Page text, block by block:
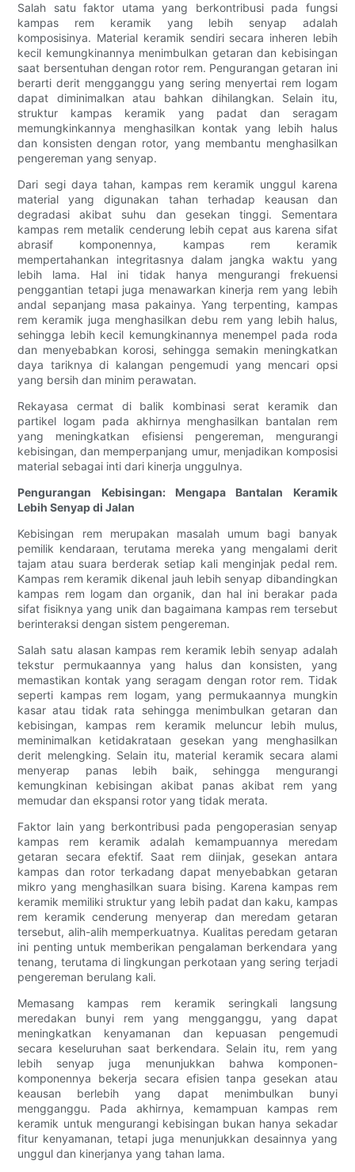
Salah satu faktor utama yang berkontribusi pada fungsi
kampas rem keramik yang lebih senyap adalah
komposisinya. Material keramik sendiri secara inheren lebih
kecil kemungkinannya menimbulkan getaran dan kebisingan
saat bersentuhan dengan rotor rem. Pengurangan getaran ini
berarti derit mengganggu yang sering menyertai rem logam
dapat diminimalkan atau bahkan dihilangkan. Selain itu,
struktur kampas keramik yang padat dan seragam
memungkinkannya menghasilkan kontak yang lebih halus
dan konsisten dengan rotor, yang membantu menghasilkan
pengereman yang senyap.
Dari segi daya tahan, kampas rem keramik unggul karena
material yang digunakan tahan terhadap keausan dan
degradasi akibat suhu dan gesekan tinggi. Sementara
kampas rem metalik cenderung lebih cepat aus karena sifat
abrasif komponennya, kampas rem keramik
mempertahankan integritasnya dalam jangka waktu yang
lebih lama. Hal ini tidak hanya mengurangi frekuensi
penggantian tetapi juga menawarkan kinerja rem yang lebih
andal sepanjang masa pakainya. Yang terpenting, kampas
rem keramik juga menghasilkan debu rem yang lebih halus,
sehingga lebih kecil kemungkinannya menempel pada roda
dan menyebabkan korosi, sehingga semakin meningkatkan
daya tariknya di kalangan pengemudi yang mencari opsi
yang bersih dan minim perawatan.
Rekayasa cermat di balik kombinasi serat keramik dan
partikel logam pada akhirnya menghasilkan bantalan rem
yang meningkatkan efisiensi pengereman, mengurangi
kebisingan, dan memperpanjang umur, menjadikan komposisi
material sebagai inti dari kinerja unggulnya.
Pengurangan Kebisingan: Mengapa Bantalan Keramik
Lebih Senyap di Jalan
Kebisingan rem merupakan masalah umum bagi banyak
pemilik kendaraan, terutama mereka yang mengalami derit
tajam atau suara berderak setiap kali menginjak pedal rem.
Kampas rem keramik dikenal jauh lebih senyap dibandingkan
kampas rem logam dan organik, dan hal ini berakar pada
sifat fisiknya yang unik dan bagaimana kampas rem tersebut
berinteraksi dengan sistem pengereman.
Salah satu alasan kampas rem keramik lebih senyap adalah
tekstur permukaannya yang halus dan konsisten, yang
memastikan kontak yang seragam dengan rotor rem. Tidak
seperti kampas rem logam, yang permukaannya mungkin
kasar atau tidak rata sehingga menimbulkan getaran dan
kebisingan, kampas rem keramik meluncur lebih mulus,
meminimalkan ketidakrataan gesekan yang menghasilkan
derit melengking. Selain itu, material keramik secara alami
menyerap panas lebih baik, sehingga mengurangi
kemungkinan kebisingan akibat panas akibat rem yang
memudar dan ekspansi rotor yang tidak merata.
Faktor lain yang berkontribusi pada pengoperasian senyap
kampas rem keramik adalah kemampuannya meredam
getaran secara efektif. Saat rem diinjak, gesekan antara
kampas dan rotor terkadang dapat menyebabkan getaran
mikro yang menghasilkan suara bising. Karena kampas rem
keramik memiliki struktur yang lebih padat dan kaku, kampas
rem keramik cenderung menyerap dan meredam getaran
tersebut, alih-alih memperkuatnya. Kualitas peredam getaran
ini penting untuk memberikan pengalaman berkendara yang
tenang, terutama di lingkungan perkotaan yang sering terjadi
pengereman berulang kali.
Memasang kampas rem keramik seringkali langsung
meredakan bunyi rem yang mengganggu, yang dapat
meningkatkan kenyamanan dan kepuasan pengemudi
secara keseluruhan saat berkendara. Selain itu, rem yang
lebih senyap juga menunjukkan bahwa komponen-
komponennya bekerja secara efisien tanpa gesekan atau
keausan berlebih yang dapat menimbulkan bunyi
mengganggu. Pada akhirnya, kemampuan kampas rem
keramik untuk mengurangi kebisingan bukan hanya sekadar
fitur kenyamanan, tetapi juga menunjukkan desainnya yang
unggul dan kinerjanya yang tahan lama.